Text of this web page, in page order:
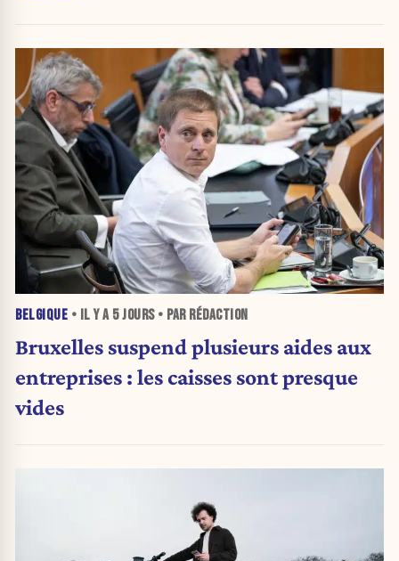
BELGIQUE • IL Y A 5 JOURS• PAR RÉDACTION
Bruxelles suspend plusieurs aides aux
entreprises : les caisses sont presque
vides